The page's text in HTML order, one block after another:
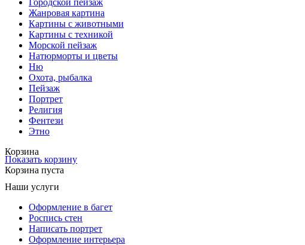
Городской пейзаж
Жанровая картина
Картины с животными
Картины с техникой
Морской пейзаж
Натюрморты и цветы
Ню
Охота, рыбалка
Пейзаж
Портрет
Религия
Фентези
Этно
Корзина
Показать корзину
Корзина пуста
Наши услуги
Оформление в багет
Роспись стен
Написать портрет
Оформление интерьера